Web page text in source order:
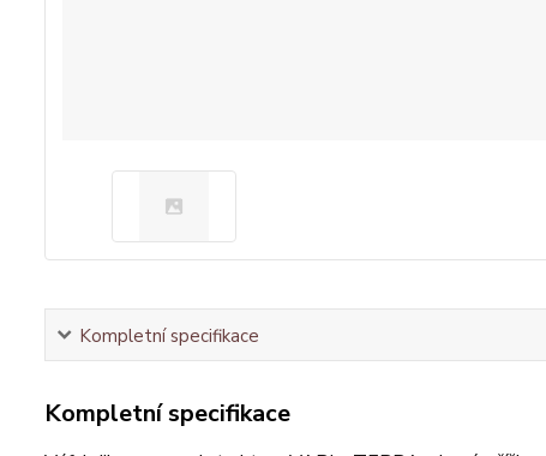
Kompletní specifikace
Kompletní specifikace